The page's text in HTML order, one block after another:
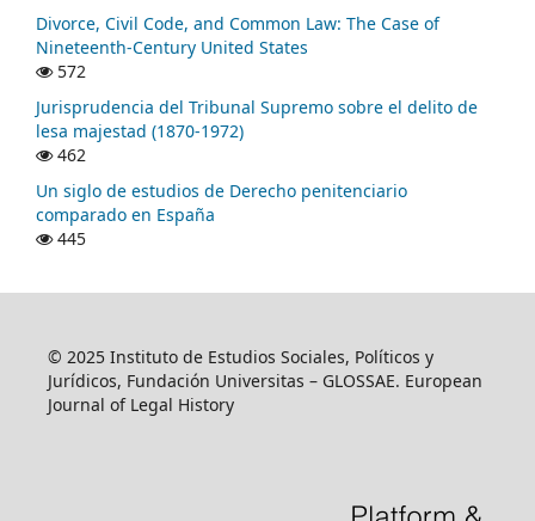
Divorce, Civil Code, and Common Law: The Case of
Nineteenth-Century United States
572
Jurisprudencia del Tribunal Supremo sobre el delito de
lesa majestad (1870-1972)
462
Un siglo de estudios de Derecho penitenciario
comparado en España
445
© 2025 Instituto de Estudios Sociales, Políticos y
Jurídicos, Fundación Universitas – GLOSSAE. European
Journal of Legal History